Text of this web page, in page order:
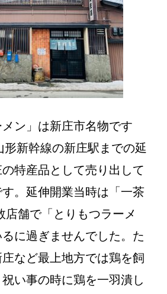
メン」は新庄市名物です
形新幹線の新庄駅までの延
特産品として売り出して
。延伸開業当時は「一茶
店舗で「とりもつラーメ
に過ぎませんでした。た
など最上地方では鶏を飼
い事の時に鶏を一羽潰し